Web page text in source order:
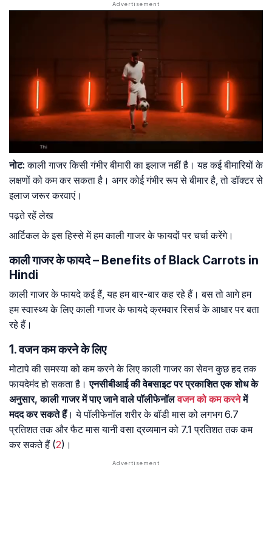
नोट: काली गाजर किसी गंभीर बीमारी का इलाज नहीं है। यह कई बीमारियों के
लक्षणों को कम कर सकता है। अगर कोई गंभीर रूप से बीमार है, तो डॉक्टर से
इलाज जरूर करवाएं।
पढ़ते रहें लेख
आर्टिकल के इस हिस्से में हम काली गाजर के फायदों पर चर्चा करेंगे।
काली गाजर के फायदे – Benefits of Black Carrots in
Hindi
काली गाजर के फायदे कई हैं, यह हम बार-बार कह रहे हैं। बस तो आगे हम
हम स्वास्थ्य के लिए काली गाजर के फायदे क्रमवार रिसर्च के आधार पर बता
रहे हैं।
1. वजन कम करने के लिए
मोटापे की समस्या को कम करने के लिए काली गाजर का सेवन कुछ हद तक
फायदेमंद हो सकता है।एनसीबीआई की वेबसाइट पर प्रकाशित एक शोध के
अनुसार, काली गाजर में पाए जाने वाले पॉलीफेनॉलवजन को कम करनेमें
मदद कर सकते हैं। ये पॉलीफेनॉल शरीर के बॉडी मास को लगभग 6.7
प्रतिशत तक और फैट मास यानी वसा द्रव्यमान को 7.1 प्रतिशत तक कम
कर सकते हैं (2)।